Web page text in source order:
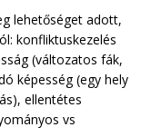
lehetőséget adott,
konfliktuskezelés
(változatos fák,
képesség (egy hely
ellentétes
vs